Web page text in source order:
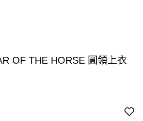
OF THE HORSE 圓領上衣